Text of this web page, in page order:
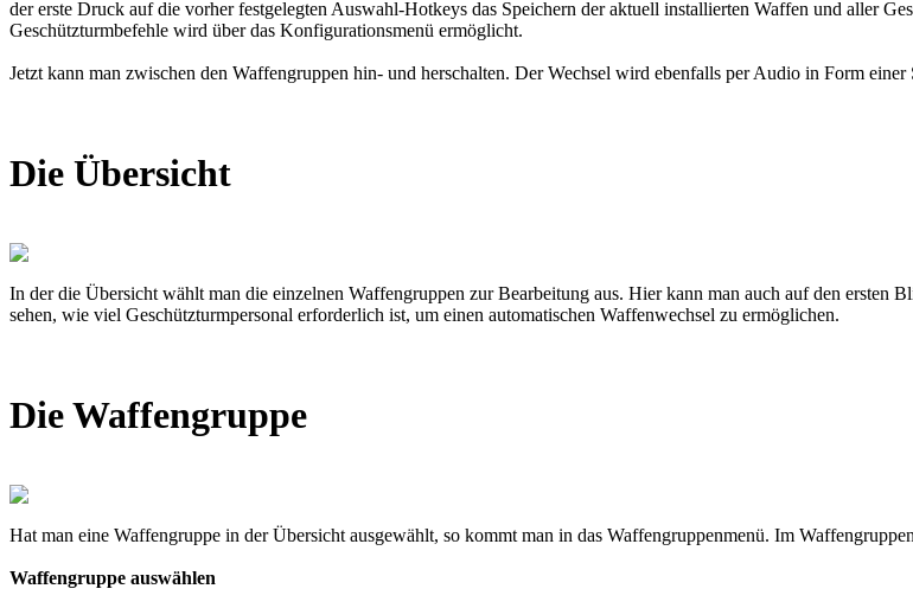
der erste Druck auf die vorher festgelegten Auswahl-Hotkeys das Speichern der aktuell installierten Waffen und aller
Geschützturmbefehle wird über das Konfigurationsmenü ermöglicht.
Jetzt kann man zwischen den Waffengruppen hin- und herschalten. Der Wechsel wird ebenfalls per Audio in Form
Die Übersicht
In der die Übersicht wählt man die einzelnen Waffengruppen zur Bearbeitung aus. Hier kann man auch auf den ersten
sehen, wie viel Geschützturmpersonal erforderlich ist, um einen automatischen Waffenwechsel zu ermöglichen.
Die Waffengruppe
Hat man eine Waffengruppe in der Übersicht ausgewählt, so kommt man in das Waffengruppenmenü. Im
Waffengruppe auswählen